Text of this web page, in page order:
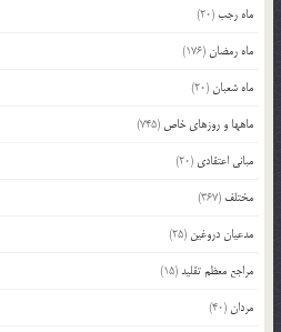
ماه رجب(20)
ماه رمضان(176)
ماه شعبان(20)
ماهها و روزهای خاص (745)
مبانی اعتقادی (20)
مختلف (367)
مدعیان دروغین (25)
مراجع معظم تقلید(15)
مردان(40)